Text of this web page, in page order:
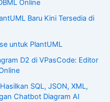
Online
Baru Kini Tersedia di
untuk PlantUML
D2 di VPasCode: Editor
SQL, JSON, XML,
Chatbot Diagram AI